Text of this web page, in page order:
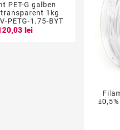
 
PET-G galben
1kg
PETG-1.75-BYT
lei